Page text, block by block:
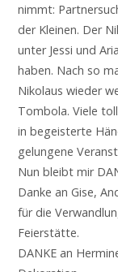
nimmt:
der Kleinen. Der
unter Jessi und
haben. Nach so
Nikolaus wieder
Tombola. Viele
in begeisterte
gelungene
Nun bleibt mir
Danke an Gise,
für die
Feierstätte.
DANKE an